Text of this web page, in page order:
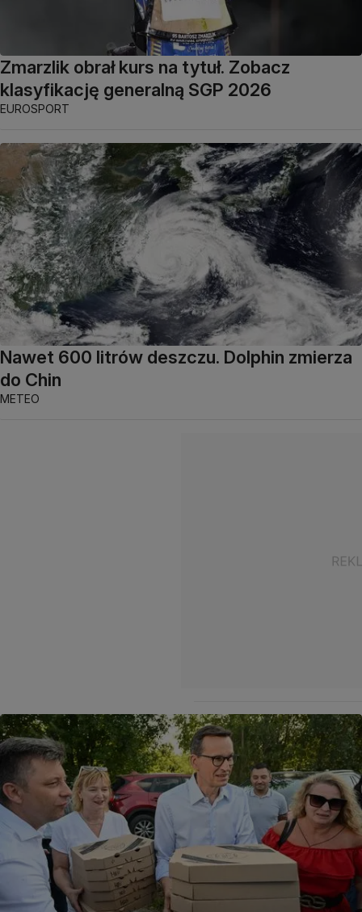
Zmarzlik obrał kurs na tytuł. Zobacz
klasyfikację generalną SGP 2026
EUROSPORT
Nawet 600 litrów deszczu. Dolphin zmierza
do Chin
METEO